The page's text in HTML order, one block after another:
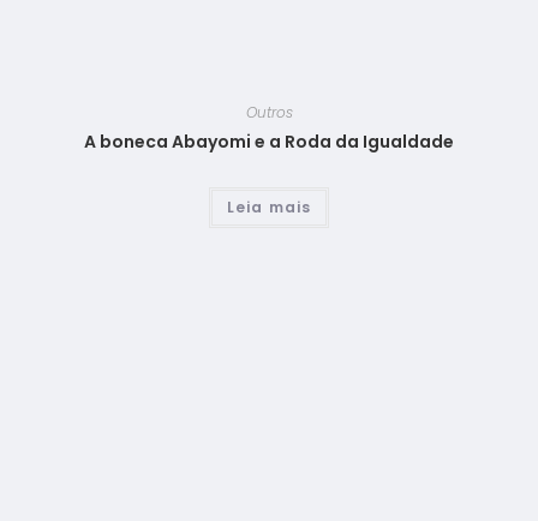
Outros
A boneca Abayomi e a Roda da Igualdade
Leia mais